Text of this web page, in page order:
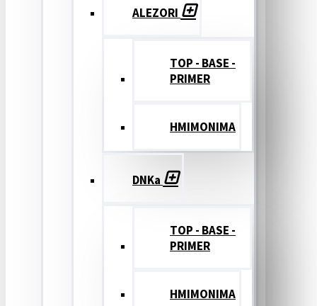
ALEZORI
TOP - BASE -
PRIMER
ΗΜΙΜΟΝΙΜΑ
DNKa
TOP - BASE -
PRIMER
ΗΜΙΜΟΝΙΜΑ